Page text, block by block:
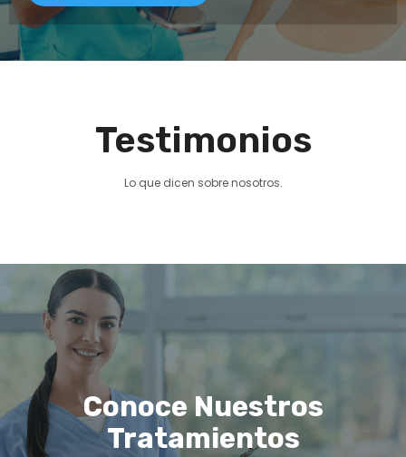
Testimonios
Lo que dicen sobre nosotros.
Conoce Nuestros
Tratamientos